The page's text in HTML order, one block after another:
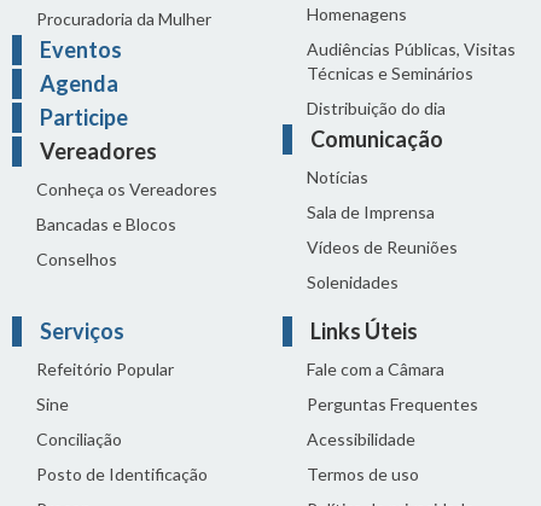
Procuradoria da Mulher
Eventos
Agenda
Participe
Vereadores
Conheça os Vereadores
Bancadas e Blocos
Conselhos
Homenagens
Audiências Públicas, Visitas
Técnicas e Seminários
Distribuição do dia
Comunicação
Notícias
Sala de Imprensa
Vídeos de Reuniões
Solenidades
Serviços
Refeitório Popular
Sine
Conciliação
Posto de Identificação
Links Úteis
Fale com a Câmara
Perguntas Frequentes
Acessibilidade
Termos de uso